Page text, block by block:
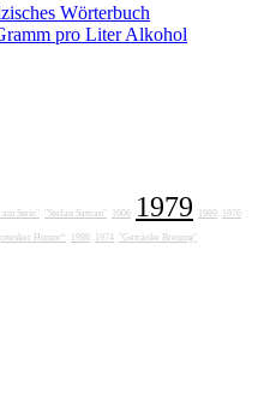
Wörterbuch
pro Liter Alkohol
am Stein" "Stefan Sattran" 1606 1979 1989 1976
Humor“ 1986 1974 "Getränke Breunig"